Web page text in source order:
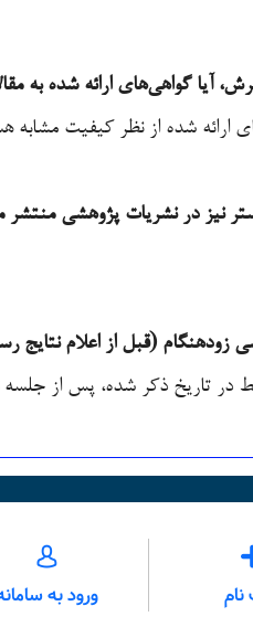
با گواهی‌های ارائه شده به فرمت پوستر متفاوت است؟
نیز در نشریات پژوهشی منتشر
زودهنگام (قبل از اعلام نتایج
در تاریخ ذکر شده، پس از جلسه
ورود به